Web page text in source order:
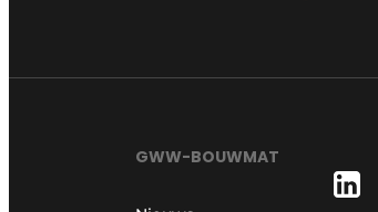
GWW-BOUWMAT